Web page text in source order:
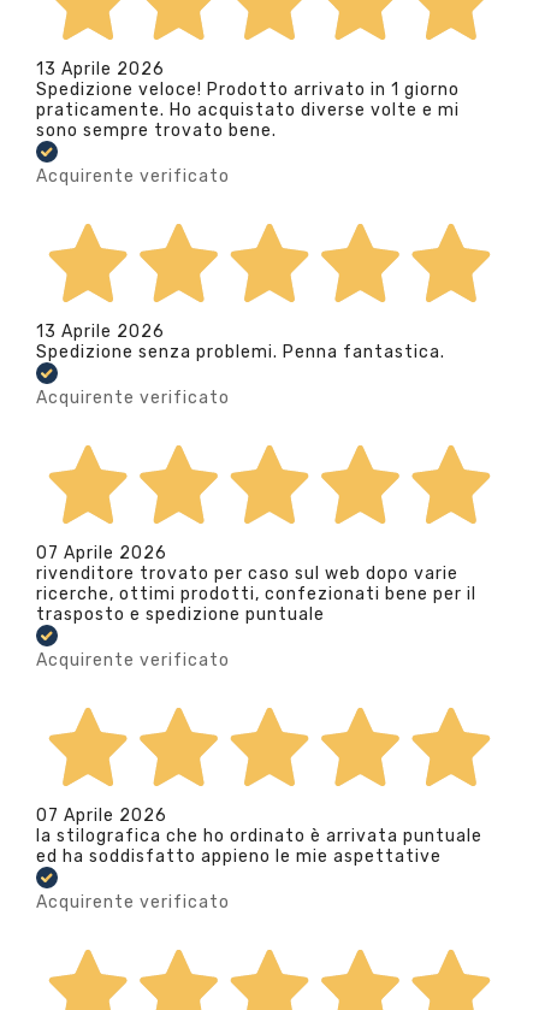
13 Aprile 2026
Spedizione veloce! Prodotto arrivato in 1 giorno
praticamente. Ho acquistato diverse volte e mi
sono sempre trovato bene.
Acquirente verificato
13 Aprile 2026
Spedizione senza problemi. Penna fantastica.
Acquirente verificato
07 Aprile 2026
rivenditore trovato per caso sul web dopo varie
ricerche, ottimi prodotti, confezionati bene per il
trasposto e spedizione puntuale
Acquirente verificato
07 Aprile 2026
la stilografica che ho ordinato è arrivata puntuale
ed ha soddisfatto appieno le mie aspettative
Acquirente verificato